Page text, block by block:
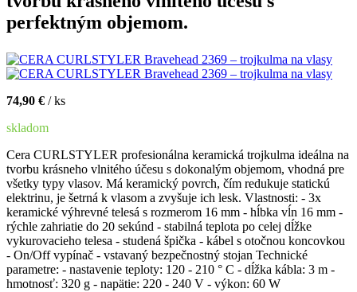
perfektným objemom.
74,90 € / ks
skladom
Cera CURLSTYLER profesionálna keramická trojkulma ideálna na
tvorbu krásneho vlnitého účesu s dokonalým objemom, vhodná pre
všetky typy vlasov. Má keramický povrch, čím redukuje statickú
elektrinu, je šetrná k vlasom a zvyšuje ich lesk. Vlastnosti: - 3x
keramické výhrevné telesá s rozmerom 16 mm - hĺbka vĺn 16 mm -
rýchle zahriatie do 20 sekúnd - stabilná teplota po celej dĺžke
vykurovacieho telesa - studená špička - kábel s otočnou koncovkou
- On/Off vypínač - vstavaný bezpečnostný stojan Technické
parametre: - nastavenie teploty: 120 - 210 ° C - dĺžka kábla: 3 m -
hmotnosť: 320 g - napätie: 220 - 240 V - výkon: 60 W